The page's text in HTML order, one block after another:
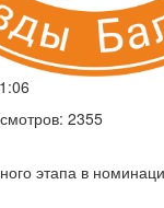
2355
этапа в